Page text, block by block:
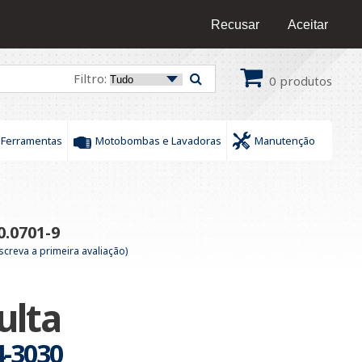
Filtro: 0 produtos
Ferramentas Motobombas e Lavadoras Manutenção
9
a primeira avaliação)
3030
Aceitar
Recusar